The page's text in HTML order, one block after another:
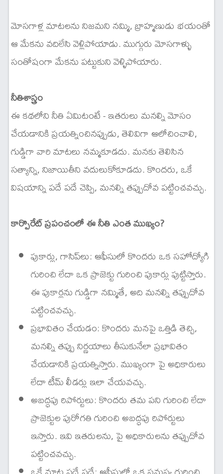
మోసగాళ్ల మాటలను నిజమని నమ్మి, బ్రాహ్మణుడు భయంతో
ఆ మేకను వదిలేసి వెళ్లిపోయాడు. ముగ్గురు మోసగాళ్ళు
సంతోషంగా మేకను పట్టుకుని వెళ్ళిపోయారు.
నీతిశాస్త్రం
ఈ కథలోని నీతి ఏమిటంటే - ఇతరులు మనల్ని మోసం
చేయడానికి ప్రయత్నించినప్పుడు, తెలివిగా ఆలోచించాలి,
గుడ్డిగా వారి మాటలు నమ్మకూడదు. మనకు తెలిసిన
సత్యాన్ని, నిజాయితీని వదులుకోకూడదు. కొందరు, ఒకే
విషయాన్ని పదే పదే చెప్పి, మనల్ని తప్పుదోవ పట్టించవచ్చు.
కార్పొరేట్ ప్రపంచంలో ఈ నీతి ఎంత ముఖ్యం?
పుకార్లు, గాసిప్‌లు: ఆఫీసులో కొందరు ఒక సహోద్యోగి
గురించి లేదా ఒక ప్రాజెక్టు గురించి పుకార్లు పుట్టిస్తారు.
ఈ పుకార్లను గుడ్డిగా నమ్మితే, అది మనల్ని తప్పుదోవ
పట్టించవచ్చు.
ప్రభావితం చేయడం: కొందరు మనపై ఒత్తిడి తెచ్చి,
మనల్ని తప్పు నిర్ణయాలు తీసుకునేలా ప్రభావితం
చేయడానికి ప్రయత్నిస్తారు. ముఖ్యంగా పై అధికారులు
లేదా టీమ్ లీడర్లు ఇలా చేయవచ్చు.
అబద్ధపు రిపోర్టులు: కొందరు తమ పని గురించి లేదా
ప్రాజెక్టుల పురోగతి గురించి అబద్ధపు రిపోర్టులు
ఇస్తారు. ఇవి ఇతరులను, పై అధికారులను తప్పుదోవ
పట్టించవచ్చు.